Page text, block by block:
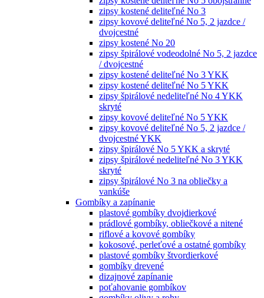
zipsy kostené deliteľné No 3
zipsy kovové deliteľné No 5, 2 jazdce /
dvojcestné
zipsy kostené No 20
zipsy špirálové vodeodolné No 5, 2 jazdce
/ dvojcestné
zipsy kostené deliteľné No 3 YKK
zipsy kostené deliteľné No 5 YKK
zipsy špirálové nedeliteľné No 4 YKK
skryté
zipsy kovové deliteľné No 5 YKK
zipsy kovové deliteľné No 5, 2 jazdce /
dvojcestné YKK
zipsy špirálové No 5 YKK a skryté
zipsy špirálové nedeliteľné No 3 YKK
skryté
zipsy špirálové No 3 na obliečky a
vankúše
Gombíky a zapínanie
plastové gombíky dvojdierkové
prádlové gombíky, obliečkové a nitené
riflové a kovové gombíky
kokosové, perleťové a ostatné gombíky
plastové gombíky štvordierkové
gombíky drevené
dizajnové zapínanie
poťahovanie gombíkov